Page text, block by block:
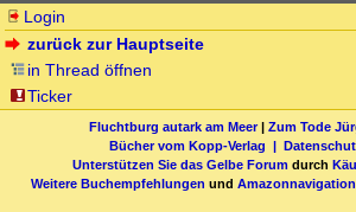
Login
zurück zur Hauptseite
in Thread öffnen
Ticker
Fluchtburg autark am Meer| Zum Tode
Bücher vom Kopp-Verlag |
Unterstützen Sie das Gelbe Forum durch
Weitere Buchempfehlungen und Amazonnavigation